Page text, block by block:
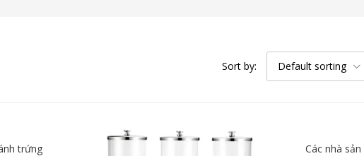
Sort by: Default sorting
trứng
Các nhà